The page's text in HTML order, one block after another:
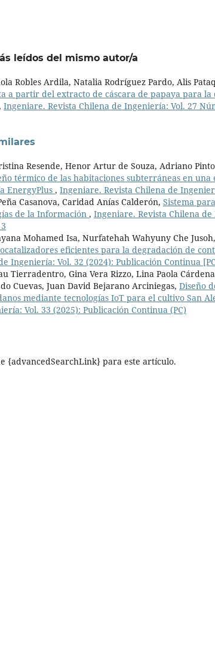
leídos del mismo autor/a
Robles Ardila, Natalia Rodríguez Pardo, Alis
a partir del extracto de cáscara de papaya para la
Ingeniare. Revista Chilena de Ingeniería: Vol. 27
Resende, Henor Artur de Souza, Adriano Pinto
térmico de las habitaciones subterráneas en
EnergyPlus , Ingeniare. Revista Chilena de
Casanova, Caridad Anías Calderón, Sistema
de la Información , Ingeniare. Revista Chilena
Mohamed Isa, Nurfatehah Wahyuny Che
eficientes para la degradación de
Ingeniería: Vol. 32 (2024): Publicación Continua
Tierradentro, Gina Vera Rizzo, Lina Paola
Cuevas, Juan David Bejarano Arciniegas, Diseño
mediante tecnologías IoT para el cultivo San
Vol. 33 (2025): Publicación Continua (PC)
{advancedSearchLink} para este artículo.